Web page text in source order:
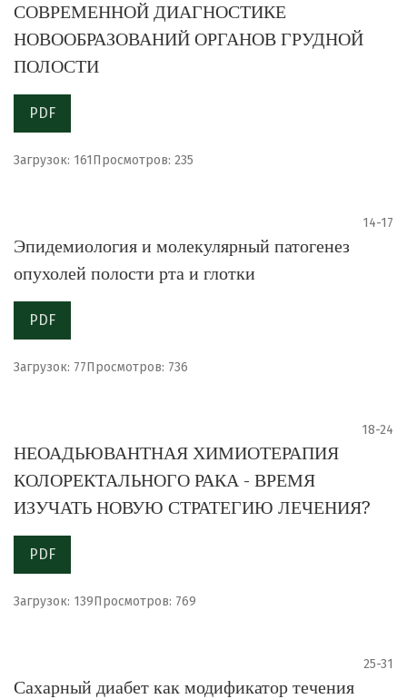
СОВРЕМЕННОЙ ДИАГНОСТИКЕ
НОВООБРАЗОВАНИЙ ОРГАНОВ ГРУДНОЙ
ПОЛОСТИ
PDF
Загрузок: 161Просмотров: 235
14-17
Эпидемиология и молекулярный патогенез
опухолей полости рта и глотки
PDF
Загрузок: 77Просмотров: 736
18-24
НЕОАДЬЮВАНТНАЯ ХИМИОТЕРАПИЯ
КОЛОРЕКТАЛЬНОГО РАКА - ВРЕМЯ
ИЗУЧАТЬ НОВУЮ СТРАТЕГИЮ ЛЕЧЕНИЯ?
PDF
Загрузок: 139Просмотров: 769
25-31
Сахарный диабет как модификатор течения